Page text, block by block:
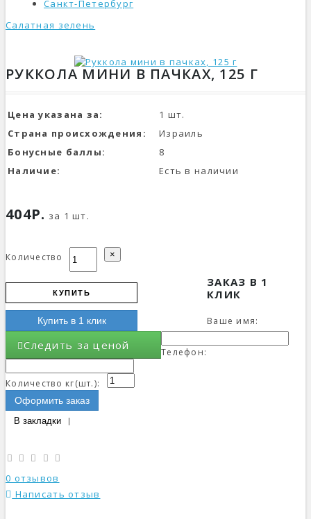
Санкт-Петербург
Салатная зелень
РУККОЛА МИНИ В ПАЧКАХ, 125 Г
Цена указана за:
1 шт.
Страна происхождения:
Израиль
Бонусные баллы:
8
Наличие:
Есть в наличии
404Р. за 1 шт.
Количество
КУПИТЬ
Купить в 1 клик
Следить за ценой
×
ЗАКАЗ В 1
КЛИК
Ваше имя:
Телефон:
Количество кг(шт.):
Оформить заказ
В закладки
0 отзывов
Написать отзыв